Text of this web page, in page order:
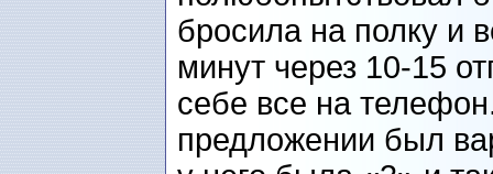
бросила на полку и
минут через 10-15
себе все на
предложении был